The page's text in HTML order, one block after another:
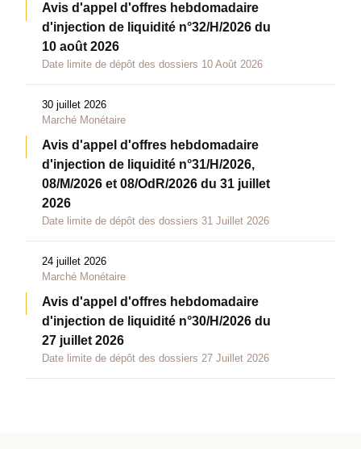
Avis d'appel d'offres hebdomadaire
d'injection de liquidité n°32/H/2026 du
10 août 2026
Date limite de dépôt des dossiers 10 Août 2026
30 juillet 2026
Marché Monétaire
Avis d'appel d'offres hebdomadaire
d'injection de liquidité n°31/H/2026,
08/M/2026 et 08/OdR/2026 du 31 juillet
2026
Date limite de dépôt des dossiers 31 Juillet 2026
24 juillet 2026
Marché Monétaire
Avis d'appel d'offres hebdomadaire
d'injection de liquidité n°30/H/2026 du
27 juillet 2026
Date limite de dépôt des dossiers 27 Juillet 2026